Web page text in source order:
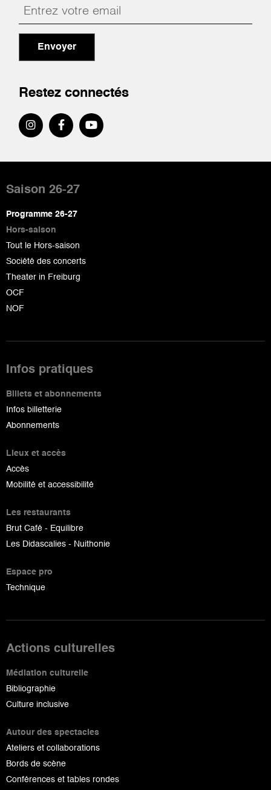
Envoyer
Restez connectés
de
page
Saison 26-27
Programme 26-27
Hors-saison
Tout le Hors-saison
Société des concerts
Theater in Freiburg
OCF
NOF
Infos pratiques
Billets et abonnements
Infos billetterie
Abonnements
Lieux et accès
Accès
Mobilité et accessibilité
Les restaurants
Brut Café - Equilibre
Les Didascalies - Nuithonie
Espace pro
Technique
Actions culturelles
Médiation culturelle
Bibliographie
Culture inclusive
Autour des spectacles
Ateliers et collaborations
Bords de scène
Conférences et tables rondes